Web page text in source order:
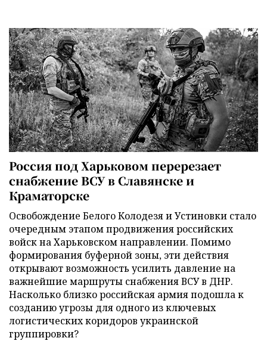
Россия под Харьковом перерезает
снабжение ВСУ в Славянске и
Краматорске
Освобождение Белого Колодезя и Устиновки стало
очередным этапом продвижения российских
войск на Харьковском направлении. Помимо
формирования буферной зоны, эти действия
открывают возможность усилить давление на
важнейшие маршруты снабжения ВСУ в ДНР.
Насколько близко российская армия подошла к
созданию угрозы для одного из ключевых
логистических коридоров украинской
группировки?